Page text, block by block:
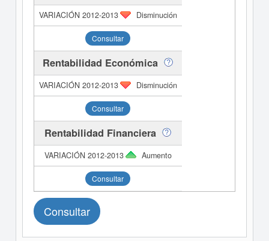
Disminución
Consultar
Rentabilidad Económica
Disminución
Consultar
Rentabilidad Financiera
Aumento
Consultar
Consultar